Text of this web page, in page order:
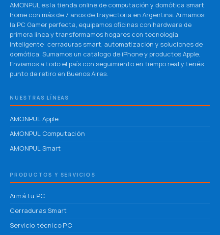
AMONPUL es la tienda online de computación y domótica smart
home con más de 7 años de trayectoria en Argentina. Armamos
la PC Gamer perfecta, equipamos oficinas con hardware de
primera línea y transformamos hogares con tecnología
inteligente: cerraduras smart, automatización y soluciones de
domótica. Sumamos un catálogo de iPhone y productos Apple.
Enviamos a todo el país con seguimiento en tiempo real y tenés
punto de retiro en Buenos Aires.
NUESTRAS LÍNEAS
AMONPUL Apple
AMONPUL Computación
AMONPUL Smart
PRODUCTOS Y SERVICIOS
Armá tu PC
Cerraduras Smart
Servicio técnico PC